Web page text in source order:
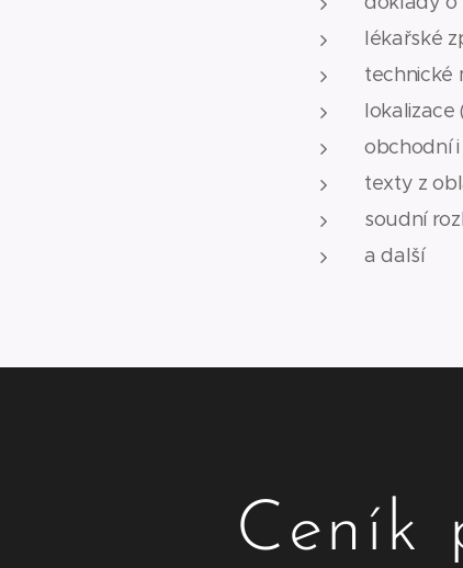
lékařské
technické
obchodní
texty z
soudní
a další
Ceník